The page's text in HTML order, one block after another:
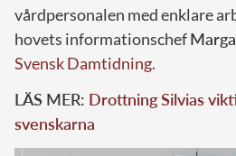
vårdpersonalen med enklare
hovets informationschef
Svensk Damtidning.
LÄS MER: Drottning Silvias
svenskarna